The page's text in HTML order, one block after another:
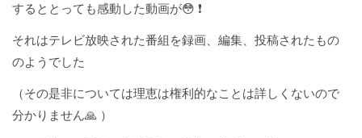
するととっても感動した動画が😳 ❗️
それはテレビ放映された番組を録画、編集、投稿されたもの
のようでした
（その是非については理恵は権利的なことは詳しくないので
分かりません🙏 ）